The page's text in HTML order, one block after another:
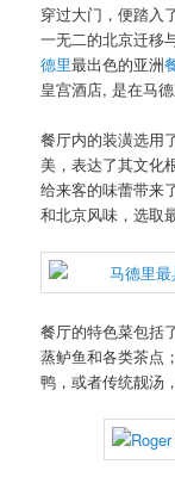
穿过大门，便踏入
一无二的北京迁移
德里最出色的亚洲
皇宫酒店, 是在马
餐厅内的装潢选用
美，表达了其文化
给来客的味蕾带来
和北京风味，选取
餐厅的特色菜包括
蒸鲈鱼和各类茶点
鸭，或者传统靓汤